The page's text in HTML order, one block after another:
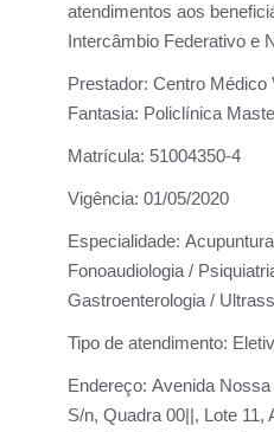
atendimentos aos
Intercâmbio Federativo e
Prestador: Centro Médico
Fantasia: Policlínica
Matrícula: 51004350-4
Vigência: 01/05/2020
Especialidade:
Fonoaudiologia /
Gastroenterologia /
Tipo de atendimento:
Endereço: Avenida Nossa
S/n, Quadra 00||, Lote 11,